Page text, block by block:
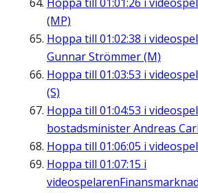
(MP)
Hoppa till 01:02:38 i
Gunnar Strömmer (M)
Hoppa till 01:03:53 i
(S)
Hoppa till 01:04:53 i
bostadsminister Andreas
Hoppa till 01:06:05 i
Hoppa till 01:07:15 i
videospelaren